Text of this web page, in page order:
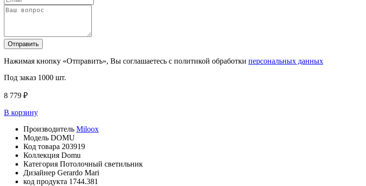
Отправить
Нажимая кнопку «Отправить», Вы соглашаетесь с политикой обработки персональных данных
Под заказ 1000 шт.
8 779 ₽
В корзину
Производитель Miloox
Модель DOMU
Код товара 203919
Коллекция Domu
Категория Потолочный светильник
Дизайнер Gerardo Mari
код продукта 1744.381